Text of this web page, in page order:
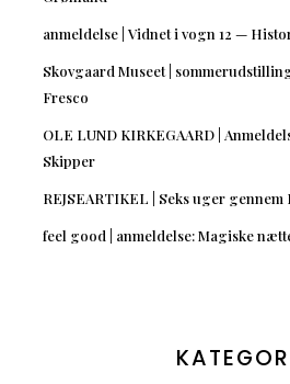
anmeldelse | Vidnet i vogn 12 —
Skovgaard Museet |
Fresco
OLE LUND KIRKEGAARD |
Skipper
REJSEARTIKEL | Seks uger gennem
feel good | anmeldelse: Magiske